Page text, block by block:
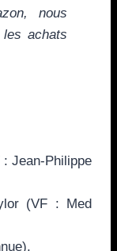
nous
achats
Jean-Philippe
(VF : Med